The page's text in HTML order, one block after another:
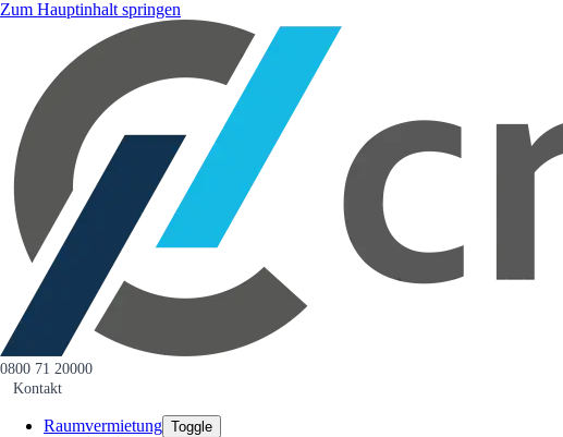
Zum Hauptinhalt springen
0800 71 20000
Kontakt
Raumvermietung Toggle